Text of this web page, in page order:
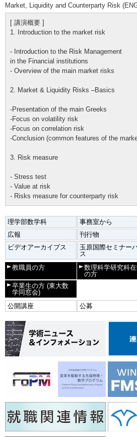
Market, Liquidity and Counterparty Risk
[ 講演概要 ]
1. Introduction to the market risk
- Introduction to the Risk Management
in the Financial institutions
- Overview of the main market risks
2. Market & Liquidity Risks –Basics
-Presentation of the main Greeks
-Focus on volatility risk
-Focus on correlation risk
-Conclusion (common features of the
3. Risk measure
- Stress test
- Value at risk
- Risks measure for counterparty risk
理学部数学科 事務室から
広報
刊行物
ビデオアーカイブス
玉原国際セミナー
ス
教職員の方
数理科学研究科
の方
卒業生の方 (東大数
学同窓会)
公開講座
公募